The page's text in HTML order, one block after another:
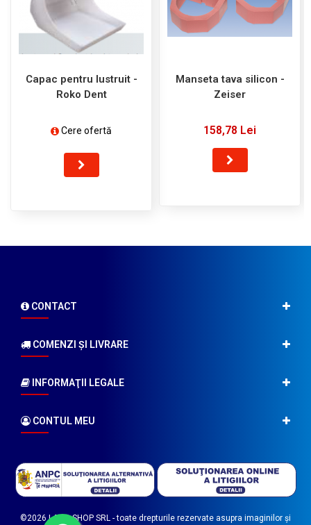
Capac pentru lustruit -
Roko Dent
Cere ofertă
Manseta tava silicon -
Zeiser
158,78 Lei
CONTACT
COMENZI ŞI LIVRARE
INFORMAŢII LEGALE
CONTUL MEU
©2026LABO SHOP SRL - toate drepturile rezervate asupra imaginilor și